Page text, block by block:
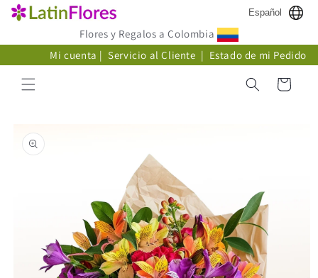
directamente
Español
Flores y Regalos a Colombia
Mi cuenta | Servicio al Cliente | Estado de mi Pedido
Carrito
información